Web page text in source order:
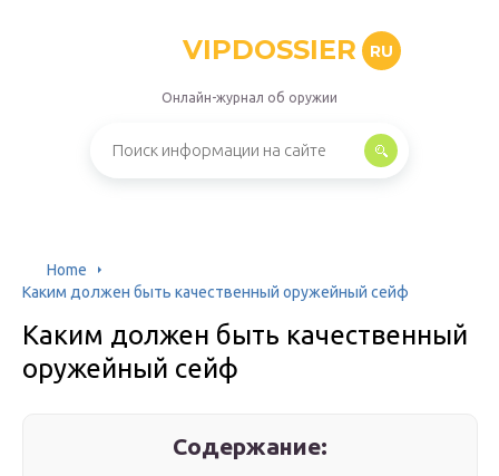
VIPDOSSIER RU
Онлайн-журнал об оружии
Home
Каким должен быть качественный оружейный сейф
Каким должен быть качественный
оружейный сейф
Содержание: